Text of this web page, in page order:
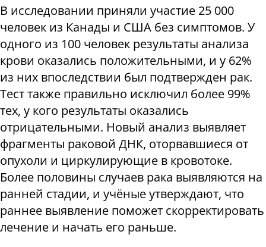
В исследовании приняли участие 25 000
человек из Канады и США без симптомов. У
одного из 100 человек результаты анализа
крови оказались положительными, и у 62%
из них впоследствии был подтвержден рак.
Тест также правильно исключил более 99%
тех, у кого результаты оказались
отрицательными. Новый анализ выявляет
фрагменты раковой ДНК, оторвавшиеся от
опухоли и циркулирующие в кровотоке.
Более половины случаев рака выявляются на
ранней стадии, и учёные утверждают, что
раннее выявление поможет скорректировать
лечение и начать его раньше.